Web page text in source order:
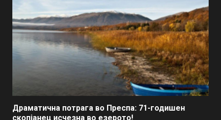
Драматична потрага во Преспа: 71-годишен
скопјанец исчезна во езерото!